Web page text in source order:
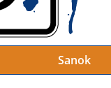
Sanok